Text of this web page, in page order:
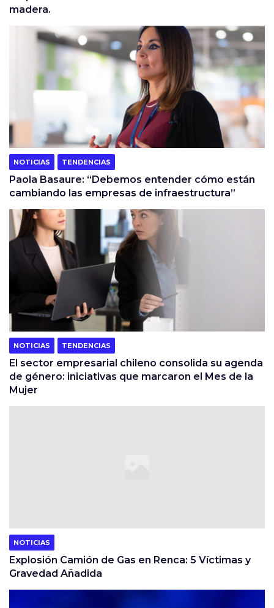
madera.
NOTICIAS TENDENCIAS
Paola Basaure: “Debemos entender cómo están
cambiando las empresas de infraestructura”
NOTICIAS TENDENCIAS
El sector empresarial chileno consolida su agenda
de género: iniciativas que marcaron el Mes de la
Mujer
NOTICIAS
Explosión Camión de Gas en Renca: 5 Víctimas y
Gravedad Añadida